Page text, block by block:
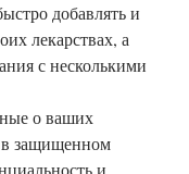
добавлять и
лекарствах, а
с несколькими
о ваших
в защищенном